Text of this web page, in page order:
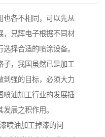
也各不相同，可以先从
，兄辉电子根据不同材
择合适的喷涂设备。
子，我国虽然已是加工
到强的目标，必须大力
喷油加工行业的发展插
展之积作用。
喷油加工掉漆的问